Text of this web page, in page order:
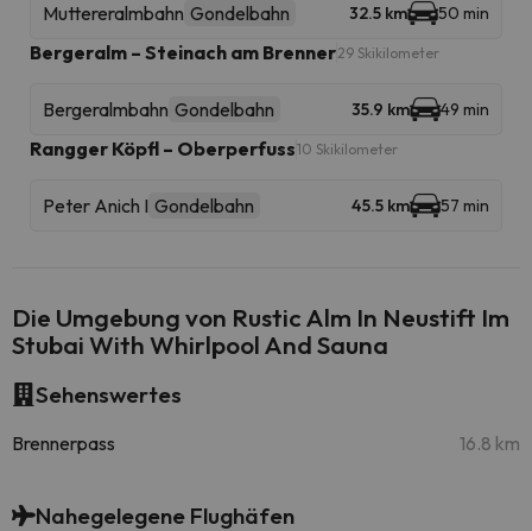
Muttereralmbahn Gondelbahn 32.5 km 50 min
Bergeralm – Steinach am Brenner29 Skikilometer
Bergeralmbahn Gondelbahn 35.9 km 49 min
Rangger Köpfl – Oberperfuss10 Skikilometer
Peter Anich I Gondelbahn 45.5 km 57 min
Die Umgebung von Rustic Alm In Neustift Im
Stubai With Whirlpool And Sauna
Sehenswertes
Brennerpass 16.8 km
Nahegelegene Flughäfen